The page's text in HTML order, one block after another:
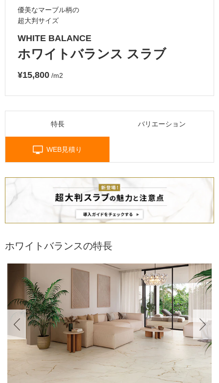
優美なマーブル柄の
超大判サイズ
WHITE BALANCE
ホワイトバランス スラブ
¥15,800 /m2
特長 バリエーション
WEB見積り
ホワイトバランスの特長